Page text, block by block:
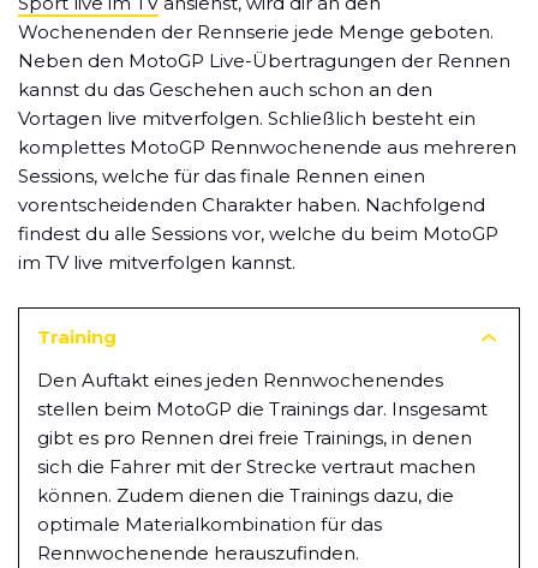
Wochenenden der Rennserie jede Menge geboten.
Neben den MotoGP Live-Übertragungen der Rennen
kannst du das Geschehen auch schon an den
Vortagen live mitverfolgen. Schließlich besteht ein
komplettes MotoGP Rennwochenende aus mehreren
Sessions, welche für das finale Rennen einen
vorentscheidenden Charakter haben. Nachfolgend
findest du alle Sessions vor, welche du beim MotoGP
im TV live mitverfolgen kannst.
Training
Den Auftakt eines jeden Rennwochenendes
stellen beim MotoGP die Trainings dar. Insgesamt
gibt es pro Rennen drei freie Trainings, in denen
sich die Fahrer mit der Strecke vertraut machen
können. Zudem dienen die Trainings dazu, die
optimale Materialkombination für das
Rennwochenende herauszufinden.